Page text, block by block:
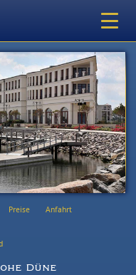
Preise Anfahrt
Düne